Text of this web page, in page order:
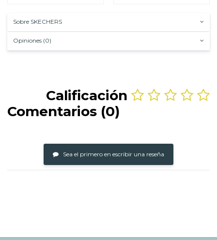
Sobre SKECHERS
Opiniones (0)
Calificación
Comentarios (0)
Sea el primero en escribir una reseña